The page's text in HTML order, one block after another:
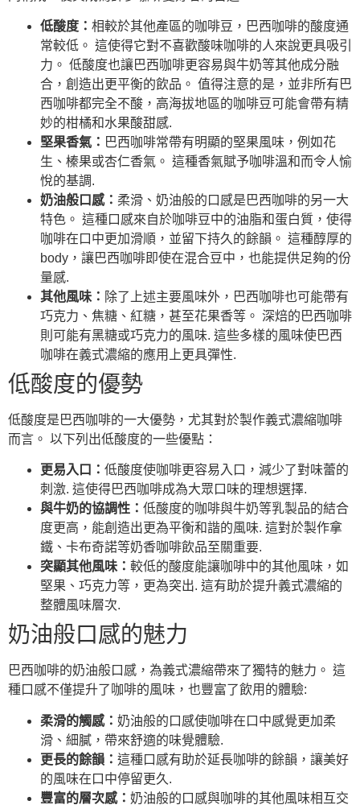
低酸度： 相較於其他產區的咖啡豆，巴西咖啡的酸度通
常較低。 這使得它對不喜歡酸味咖啡的人來說更具吸引
力。 低酸度也讓巴西咖啡更容易與牛奶等其他成分融
合，創造出更平衡的飲品。 值得注意的是，並非所有巴
西咖啡都完全不酸，高海拔地區的咖啡豆可能會帶有精
妙的柑橘和水果酸甜感.
堅果香氣： 巴西咖啡常帶有明顯的堅果風味，例如花
生、榛果或杏仁香氣。 這種香氣賦予咖啡溫和而令人愉
悅的基調.
奶油般口感： 柔滑、奶油般的口感是巴西咖啡的另一大
特色。 這種口感來自於咖啡豆中的油脂和蛋白質，使得
咖啡在口中更加滑順，並留下持久的餘韻。 這種醇厚的
body，讓巴西咖啡即使在混合豆中，也能提供足夠的份
量感.
其他風味： 除了上述主要風味外，巴西咖啡也可能帶有
巧克力、焦糖、紅糖，甚至花果香等。 深焙的巴西咖啡
則可能有黑糖或巧克力的風味. 這些多樣的風味使巴西
咖啡在義式濃縮的應用上更具彈性.
低酸度的優勢
低酸度是巴西咖啡的一大優勢，尤其對於製作義式濃縮咖啡
而言。 以下列出低酸度的一些優點：
更易入口： 低酸度使咖啡更容易入口，減少了對味蕾的
刺激. 這使得巴西咖啡成為大眾口味的理想選擇.
與牛奶的協調性： 低酸度的咖啡與牛奶等乳製品的結合
度更高，能創造出更為平衡和諧的風味. 這對於製作拿
鐵、卡布奇諾等奶香咖啡飲品至關重要.
突顯其他風味： 較低的酸度能讓咖啡中的其他風味，如
堅果、巧克力等，更為突出. 這有助於提升義式濃縮的
整體風味層次.
奶油般口感的魅力
巴西咖啡的奶油般口感，為義式濃縮帶來了獨特的魅力。 這
種口感不僅提升了咖啡的風味，也豐富了飲用的體驗:
柔滑的觸感： 奶油般的口感使咖啡在口中感覺更加柔
滑、細膩，帶來舒適的味覺體驗.
更長的餘韻： 這種口感有助於延長咖啡的餘韻，讓美好
的風味在口中停留更久.
豐富的層次感： 奶油般的口感與咖啡的其他風味相互交